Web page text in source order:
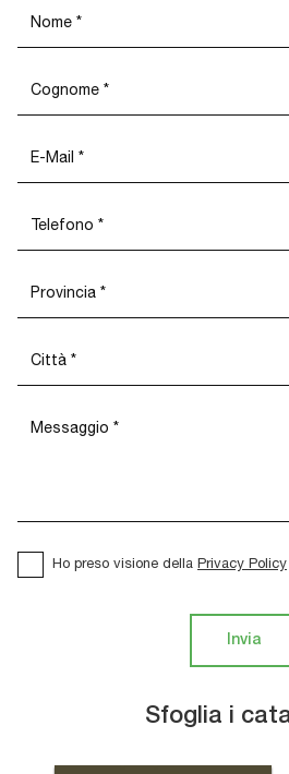
Sfoglia i
Ho preso visione della Privacy Policy
Invia